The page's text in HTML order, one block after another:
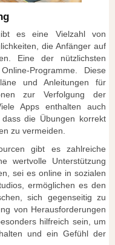
es eine Vielzahl von
die Anfänger auf
Eine der nützlichsten
Programme. Diese
und Anleitungen für
zur Verfolgung der
Apps enthalten auch
die Übungen korrekt
zu vermeiden.
gibt es zahlreiche
wertvolle Unterstützung
sei es online in sozialen
ermöglichen es den
sich gegenseitig zu
von Herausforderungen
hilfreich sein, um
und ein Gefühl der